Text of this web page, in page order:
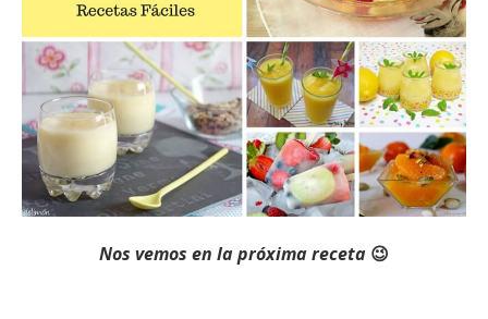
Nos vemos en la próxima receta 😉